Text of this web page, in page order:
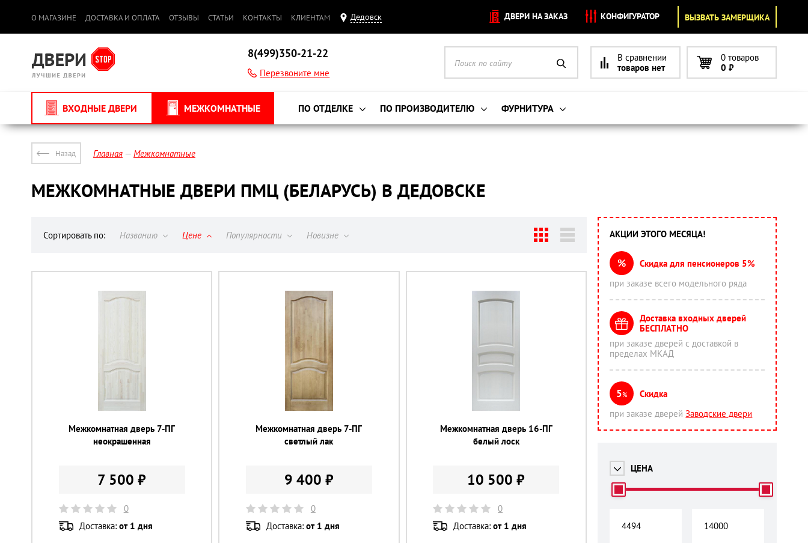
О МАГАЗИНЕ ДОСТАВКА И ОПЛАТА ОТЗЫВЫ СТАТЬИ КОНТАКТЫ КЛИЕНТАМ Дедовск ДВЕРИ НА ЗАКАЗ КОНФИГУРАТОР ВЫЗВАТЬ ЗАМЕРЩИКА
8(499)350-21-22
Перезвоните мне
В сравнении
товаров нет
0 товаров
0 ₽
ВХОДНЫЕ ДВЕРИ МЕЖКОМНАТНЫЕ ПО ОТДЕЛКЕ ПО ПРОИЗВОДИТЕЛЮ ФУРНИТУРА
Назад Главная Межкомнатные
МЕЖКОМНАТНЫЕ ДВЕРИ ПМЦ (БЕЛАРУСЬ) В ДЕДОВСКЕ
Сортировать по: Названию Цене Популярности Новизне
Межкомнатная дверь 7-ПГ
неокрашенная
7 500 ₽
0
Доставка: от 1 дня
Межкомнатная дверь 7-ПГ
светлый лак
9 400 ₽
0
Доставка: от 1 дня
Межкомнатная дверь 16-ПГ
белый лоск
10 500 ₽
0
Доставка:от 1 дня
АКЦИИ ЭТОГО МЕСЯЦА!
%
Скидка для пенсионеров 5%
при заказе всего модельного ряда
Доставка входных дверей
БЕСПЛАТНО
при заказе дверей с доставкой в
пределах МКАД
5%
Скидка
при заказе дверейЗаводские двери
ЦЕНА